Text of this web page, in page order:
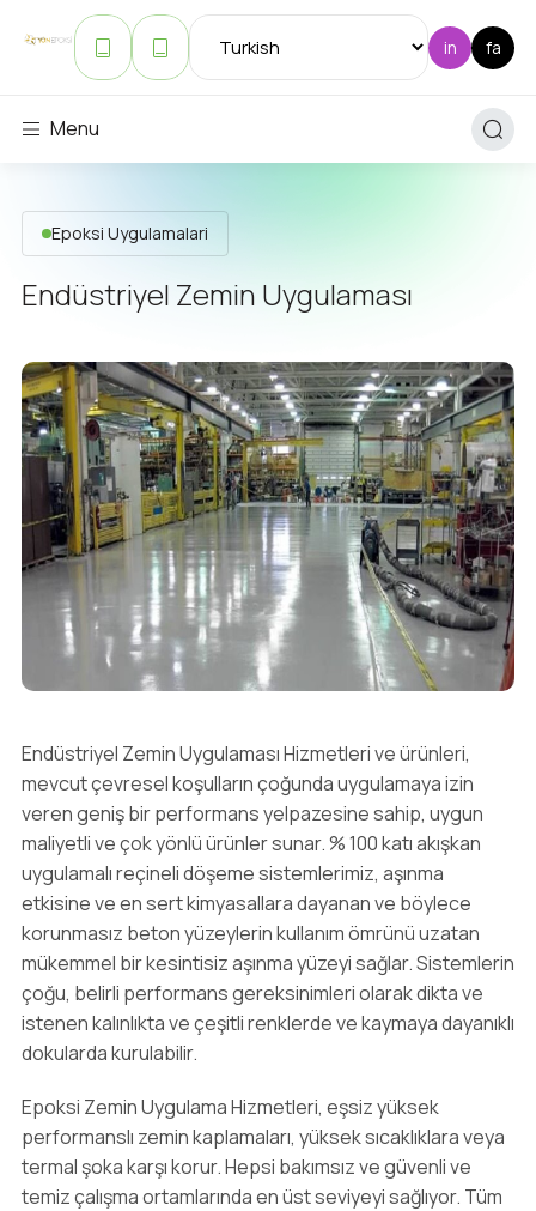
Menu
Epoksi Uygulamalari
Endüstriyel Zemin Uygulaması
Endüstriyel Zemin Uygulaması Hizmetleri ve ürünleri,
mevcut çevresel koşulların çoğunda uygulamaya izin
veren geniş bir performans yelpazesine sahip, uygun
maliyetli ve çok yönlü ürünler sunar. % 100 katı akışkan
uygulamalı reçineli döşeme sistemlerimiz, aşınma
etkisine ve en sert kimyasallara dayanan ve böylece
korunmasız beton yüzeylerin kullanım ömrünü uzatan
mükemmel bir kesintisiz aşınma yüzeyi sağlar. Sistemlerin
çoğu, belirli performans gereksinimleri olarak dikta ve
istenen kalınlıkta ve çeşitli renklerde ve kaymaya dayanıklı
dokularda kurulabilir.
Epoksi Zemin Uygulama Hizmetleri, eşsiz yüksek
performanslı zemin kaplamaları, yüksek sıcaklıklara veya
termal şoka karşı korur. Hepsi bakımsız ve güvenli ve
temiz çalışma ortamlarında en üst seviyeyi sağlıyor. Tüm